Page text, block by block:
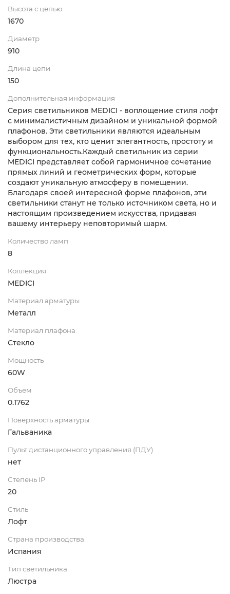
Высота с цепью
1670
Диаметр
910
Длина цепи
150
Дополнительная информация
Серия светильников MEDICI - воплощение стиля лофт
с минималистичным дизайном и уникальной формой
плафонов. Эти светильники являются идеальным
выбором для тех, кто ценит элегантность, простоту и
функциональность.Каждый светильник из серии
MEDICI представляет собой гармоничное сочетание
прямых линий и геометрических форм, которые
создают уникальную атмосферу в помещении.
Благодаря своей интересной форме плафонов, эти
светильники станут не только источником света, но и
настоящим произведением искусства, придавая
вашему интерьеру неповторимый шарм.
Количество ламп
8
Коллекция
MEDICI
Материал арматуры
Металл
Материал плафона
Стекло
Мощность
60W
Объем
0.1762
Поверхность арматуры
Гальваника
Пульт дистанционного управления (ПДУ)
нет
Степень IP
20
Стиль
Лофт
Страна производства
Испания
Тип светильника
Люстра